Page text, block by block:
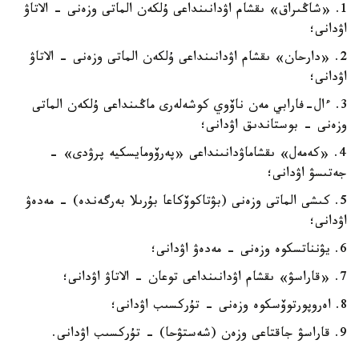
1. «شاڭىراق» ىقشام اۋدانىنداعى ۇلكەن الماتى وزەنى - الاتاۋ
اۋدانى؛
2. «دارحان» ىقشام اۋدانىنداعى ۇلكەن الماتى وزەنى - الاتاۋ
اۋدانى؛
3. ءال-فارابي مەن ناۆوي كوشەلەرى ماڭىنداعى ۇلكەن الماتى
وزەنى - بوستاندىق اۋدانى؛
4. «كەمەل» ىقشاماۋدانىنداعى «پەرۆومايسكيە پرۋدى» -
جەتىسۋ اۋدانى؛
5. كىشى الماتى وزەنى (بۋتاكوۆكاعا بۇرىلا بەرگەندە) - مەدەۋ
اۋدانى؛
6. يۋنناتسكوە وزەنى - مەدەۋ اۋدانى؛
7. «قاراسۋ» ىقشام اۋدانىنداعى توعان - الاتاۋ اۋدانى؛
8. اەروپورتوۆسكوە وزەنى - تۇركسىب اۋدانى؛
9. قاراسۋ جاقتاعى وزەن (شەستۋحا) - تۇركسىب اۋدانى.